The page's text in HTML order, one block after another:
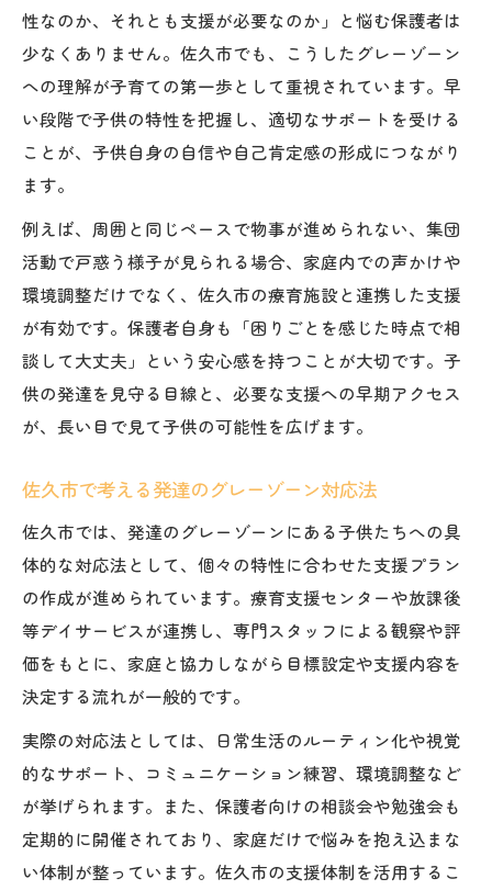
性なのか、それとも支援が必要なのか」と悩む保護者は
少なくありません。佐久市でも、こうしたグレーゾーン
への理解が子育ての第一歩として重視されています。早
い段階で子供の特性を把握し、適切なサポートを受ける
ことが、子供自身の自信や自己肯定感の形成につながり
ます。
例えば、周囲と同じペースで物事が進められない、集団
活動で戸惑う様子が見られる場合、家庭内での声かけや
環境調整だけでなく、佐久市の療育施設と連携した支援
が有効です。保護者自身も「困りごとを感じた時点で相
談して大丈夫」という安心感を持つことが大切です。子
供の発達を見守る目線と、必要な支援への早期アクセス
が、長い目で見て子供の可能性を広げます。
佐久市で考える発達のグレーゾーン対応法
佐久市では、発達のグレーゾーンにある子供たちへの具
体的な対応法として、個々の特性に合わせた支援プラン
の作成が進められています。療育支援センターや放課後
等デイサービスが連携し、専門スタッフによる観察や評
価をもとに、家庭と協力しながら目標設定や支援内容を
決定する流れが一般的です。
実際の対応法としては、日常生活のルーティン化や視覚
的なサポート、コミュニケーション練習、環境調整など
が挙げられます。また、保護者向けの相談会や勉強会も
定期的に開催されており、家庭だけで悩みを抱え込まな
い体制が整っています。佐久市の支援体制を活用するこ